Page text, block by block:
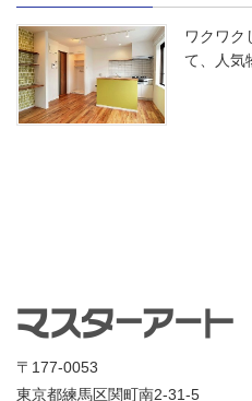
ワクワク
て、人気
〒177-0053
東京都練馬区関町南2-31-5